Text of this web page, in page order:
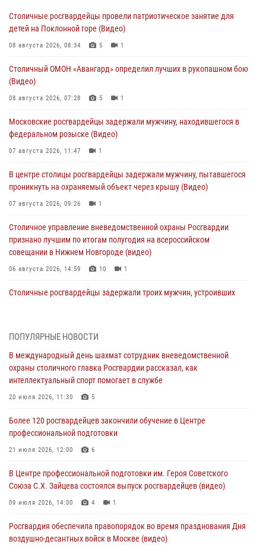
Столичные росгвардейцы провели патриотическое занятие для
детей на Поклонной горе (Видео)
08 августа 2026, 08:34 5 1
Столичный ОМОН «Авангард» определил лучших в рукопашном бою
(Видео)
08 августа 2026, 07:28 5 1
Московские росгвардейцы задержали мужчину, находившегося в
федеральном розыске (Видео)
07 августа 2026, 11:47 1
В центре столицы росгвардейцы задержали мужчину, пытавшегося
проникнуть на охраняемый объект через крышу (Видео)
07 августа 2026, 09:26 1
Столичное управление вневедомственной охраны Росгвардии
признано лучшим по итогам полугодия на всероссийском
совещании в Нижнем Новгороде (видео)
06 августа 2026, 14:59 10 1
Столичные росгвардейцы задержали троих мужчин, устроивших
матче в Москве обеспечила Росгвардия (видео)
06 августа 2026, 08:30
Столичные росгвардейцы задержали мужчину, устроившего дебош
05 августа 2026, 12:39
Московские росгвардейцы обеспечили безопасность проведения
05 августа 2026, 12:35
Делегация МВД Республики Беларусь ознакомилась с передовыми
04 августа 2026, 18:16 5
ПОПУЛЯРНЫЕ НОВОСТИ
В международный день шахмат сотрудник вневедомственной
охраны столичного главка Росгвардии рассказал, как
интеллектуальный спорт помогает в службе
20 июля 2026, 11:30 5
Более 120 росгвардейцев закончили обучение в Центре
профессиональной подготовки
21 июля 2026, 12:00 6
В Центре профессиональной подготовки им. Героя Советского
Союза С.Х. Зайцева состоялся выпуск росгвардейцев (видео)
09 июля 2026, 14:00 4 1
Росгвардия обеспечила правопорядок во время празднования Дня
воздушно-десантных войск в Москве (видео)